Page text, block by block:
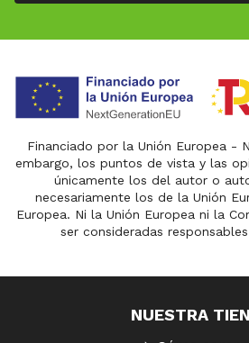
Financiado por la Unión Europea -
embargo, los puntos de vista y las
únicamente los del autor o
necesariamente los de la Unión
Europea. Ni la Unión Europea ni la
ser consideradas
NUESTRA